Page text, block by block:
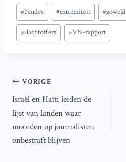
Bericht
tags:
#bendes #extremiteit #geweld
#slachtoffers #VN-rapport
Bericht
navigatie
VORIGE
Israël en Haïti leiden de
lijst van landen waar
moorden op journalisten
onbestraft blijven